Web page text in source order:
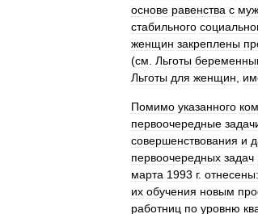
основе равенства с
стабильного
женщин закреплены
(см Льготы
Льготы для женщин
Помимо указанного
первоочередные
совершенствования и
первоочередных задач
марта 1993 г. отнесены:
их обучения новым
работниц по уровню